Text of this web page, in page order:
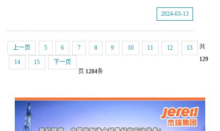
2024-03-13
上一页 5 6 7 8 9 10 11 12 13
14 15 下一页
共
129
页 1284条